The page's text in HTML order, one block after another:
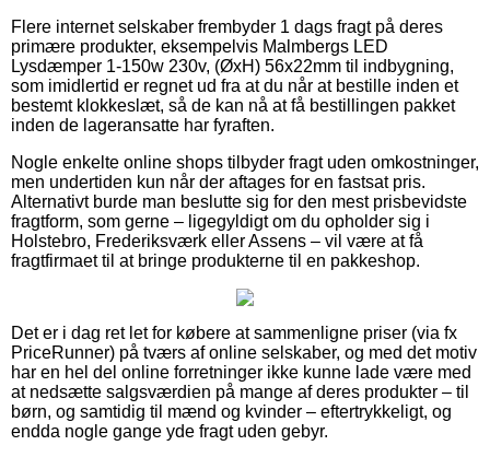
Flere internet selskaber frembyder 1 dags fragt på deres
primære produkter, eksempelvis Malmbergs LED
Lysdæmper 1-150w 230v, (ØxH) 56x22mm til indbygning,
som imidlertid er regnet ud fra at du når at bestille inden et
bestemt klokkeslæt, så de kan nå at få bestillingen pakket
inden de lageransatte har fyraften.
Nogle enkelte online shops tilbyder fragt uden omkostninger,
men undertiden kun når der aftages for en fastsat pris.
Alternativt burde man beslutte sig for den mest prisbevidste
fragtform, som gerne – ligegyldigt om du opholder sig i
Holstebro, Frederiksværk eller Assens – vil være at få
fragtfirmaet til at bringe produkterne til en pakkeshop.
Det er i dag ret let for købere at sammenligne priser (via fx
PriceRunner) på tværs af online selskaber, og med det motiv
har en hel del online forretninger ikke kunne lade være med
at nedsætte salgsværdien på mange af deres produkter – til
børn, og samtidig til mænd og kvinder – eftertrykkeligt, og
endda nogle gange yde fragt uden gebyr.